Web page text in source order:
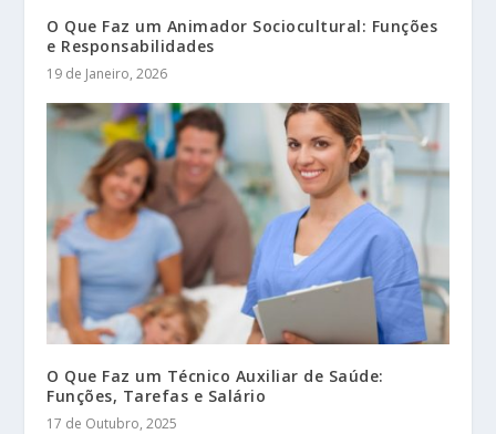
O Que Faz um Animador Sociocultural: Funções
e Responsabilidades
19 de Janeiro, 2026
O Que Faz um Técnico Auxiliar de Saúde:
Funções, Tarefas e Salário
17 de Outubro, 2025